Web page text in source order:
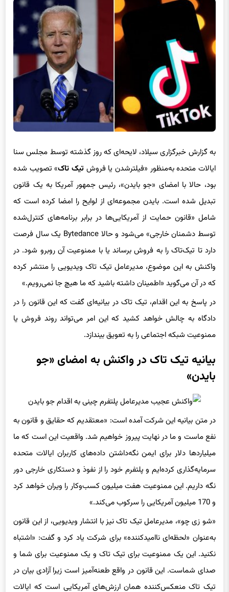
به گزارش خبرگزاری سیلاد، لایحه‌ای که روز گذشته توسط مجلس سنا
ایالات متحده به‌منظور «فیلترشدن یا فروش تیک تاک» تصویب شده
بود، حالا با امضای «جو بایدن»، رئیس جمهور آمریکا به یک قانون
تبدیل شده است. بایدن مجموعه‌ای از لوایح را امضا کرده است که
شامل «قانون حمایت از آمریکایی‌ها در برابر برنامه‌های کنترل‌شده
توسط دشمنان خارجی» می‌شود و حالا Bytedance یک سال فرصت
دارد تا تیک‌تاک را به فروش برساند یا با ممنوعیت آن روبرو شود. در
واکنش به این موضوع، مدیرعامل تیک تاک ویدیویی را منتشر کرده
که در آن می‌گوید «اطمینان داشته باشید که ما هیچ جا نمی‌رویم.»
در پاسخ به این اقدام، تیک تاک در بیانیه‌ای گفت که این قانون را در
دادگاه به چالش خواهد کشید که این امر می‌تواند روند فروش یا
ممنوعیت شبکه اجتماعی را به تعویق بیندازد.
بیانیه تیک تاک در واکنش به امضای «جو
بایدن»
در متن بیانیه این شرکت آمده است: «معتقدیم که حقایق و قانون به
نفع ماست و ما در نهایت پیروز خواهیم شد. واقعیت این است که ما
میلیاردها دلار برای ایمن نگه‌داشتن داده‌های کاربران ایالات متحده
سرمایه‌گذاری کرده‌ایم و پلتفرم خود را از نفوذ و دستکاری خارجی دور
نگه داریم. این ممنوعیت هفت میلیون کسب‌وکار را ویران خواهد کرد
و 170 میلیون آمریکایی را سرکوب می‌کند.»
«شو زی چو»، مدیرعامل تیک تاک نیز با انتشار ویدیویی، از این قانون
به‌عنوان «لحظه‌ای ناامیدکننده» برای شرکت یاد کرد و گفت: «اشتباه
نکنید. این یک ممنوعیت برای تیک تاک و یک ممنوعیت برای شما و
صدای شماست. این قانون در واقع طعنه‌آمیز است زیرا آزادی بیان در
تیک تاک منعکس‌کننده همان ارزش‌های آمریکایی است که ایالات